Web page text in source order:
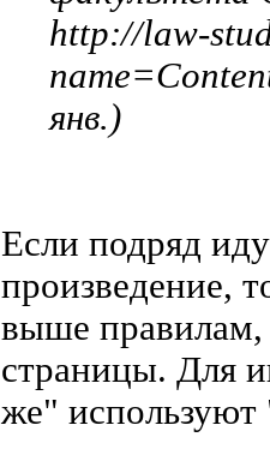
http://law-
янв.)
Если подряд
произведение,
выше
страницы. Для
же"